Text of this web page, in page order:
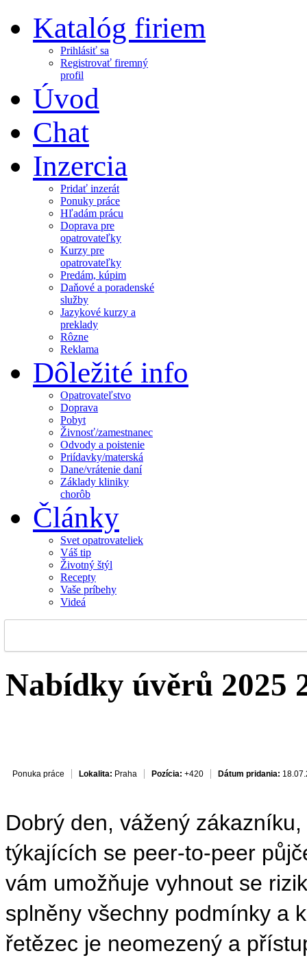
Katalóg firiem
Prihlásiť sa
Registrovať firemný
profil
Úvod
Chat
Inzercia
Pridať inzerát
Ponuky práce
Hľadám prácu
Doprava pre
opatrovateľky
Kurzy pre
opatrovateľky
Predám, kúpim
Daňové a poradenské
služby
Jazykové kurzy a
preklady
Rôzne
Reklama
Dôležité info
Opatrovateľstvo
Doprava
Pobyt
Živnosť/zamestnanec
Odvody a poistenie
Priídavky/materská
Dane/vrátenie daní
Základy kliniky
chorôb
Články
Svet opatrovateliek
Váš tip
Životný štýl
Recepty
Vaše príbehy
Videá
Nabídky úvěrů 2025
Ponuka práce Lokalita: Praha Pozícia: +420 Dátum pridania:
Dobrý den, vážený
týkajících se peer-to-peer
vám umožňuje vyhnout se
splněny všechny podmínky a
řetězec je neomezený a